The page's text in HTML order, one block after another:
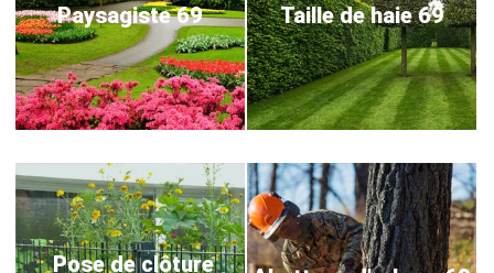
Paysagiste 69 Taille de haie 69
Pose de clôture